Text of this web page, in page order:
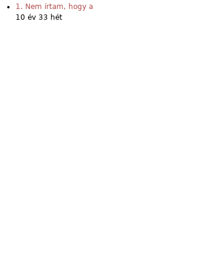
1. Nem írtam, hogy a
10 év 33 hét